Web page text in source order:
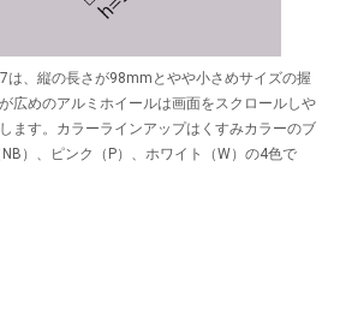
は、縦の長さが98mmとやや小さめサイズの握
広めのアルミホイールは画面をスクロールしや
ます。カラーラインアップはくすみカラーのブ
）、ピンク（P）、ホワイト（W）の4色で